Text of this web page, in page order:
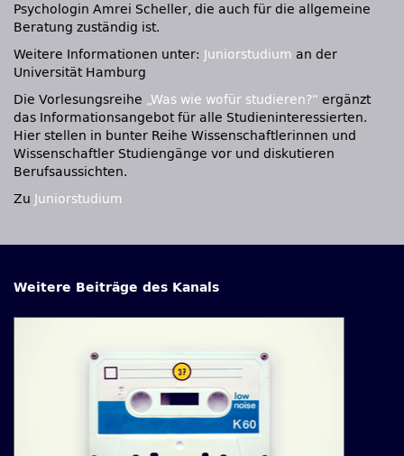
Psychologin Amrei Scheller, die auch für die allgemeine
Beratung zuständig ist.
Weitere Informationen unter: Juniorstudium an der
Universität Hamburg
Die Vorlesungsreihe „Was wie wofür studieren?“ ergänzt
das Informationsangebot für alle Studieninteressierten.
Hier stellen in bunter Reihe Wissenschaftlerinnen und
Wissenschaftler Studiengänge vor und diskutieren
Berufsaussichten.
Zu Juniorstudium
Weitere Beiträge des Kanals